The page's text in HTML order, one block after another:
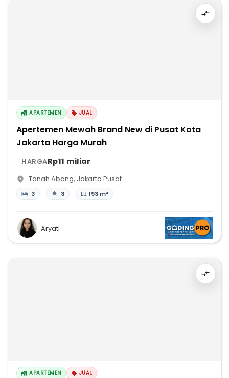
APARTEMEN JUAL
Apertemen Mewah Brand New di Pusat Kota
Jakarta Harga Murah
HARGARp11 miliar
Tanah Abang, Jakarta Pusat
3 3 LB:193 m²
Aryati
APARTEMEN JUAL